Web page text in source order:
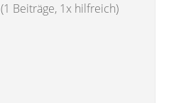
(1 Beiträge, 1x hilfreich)